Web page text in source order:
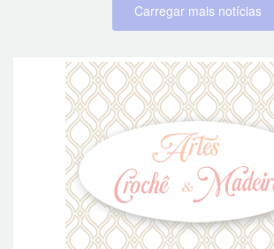
Carregar mais notícias